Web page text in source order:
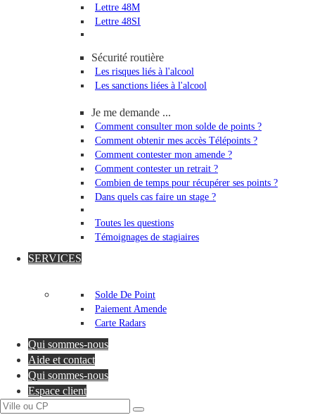
Lettre 48M
Lettre 48SI
Sécurité routière
Les risques liés à l'alcool
Les sanctions liées à l'alcool
Je me demande ...
Comment consulter mon solde de points ?
Comment obtenir mes accès Télépoints ?
Comment contester mon amende ?
Comment contester un retrait ?
Combien de temps pour récupérer ses points ?
Dans quels cas faire un stage ?
Toutes les questions
Témoignages de stagiaires
SERVICES
Solde De Point
Paiement Amende
Carte Radars
Qui sommes-nous
Aide et contact
Qui sommes-nous
Espace client